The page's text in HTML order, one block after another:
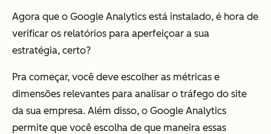
Agora que o Google Analytics está instalado, é hora de
verificar os relatórios para aperfeiçoar a sua
estratégia, certo?
Pra começar, você deve escolher as métricas e
dimensões relevantes para analisar o tráfego do site
da sua empresa. Além disso, o Google Analytics
permite que você escolha de que maneira essas